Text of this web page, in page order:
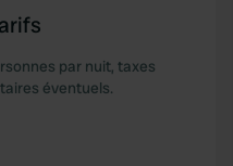
par nuit, taxes
éventuels.